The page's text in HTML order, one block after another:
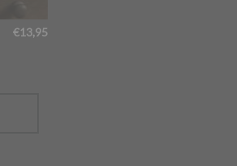
€13,95